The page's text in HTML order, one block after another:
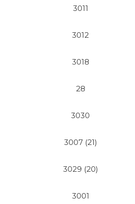
3011
3012
3018
28
3030
3007 (21)
3029 (20)
3001